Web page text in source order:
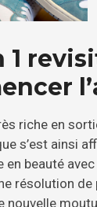
1
riche en
s’est ainsi
en beauté
résolution
nouvelle